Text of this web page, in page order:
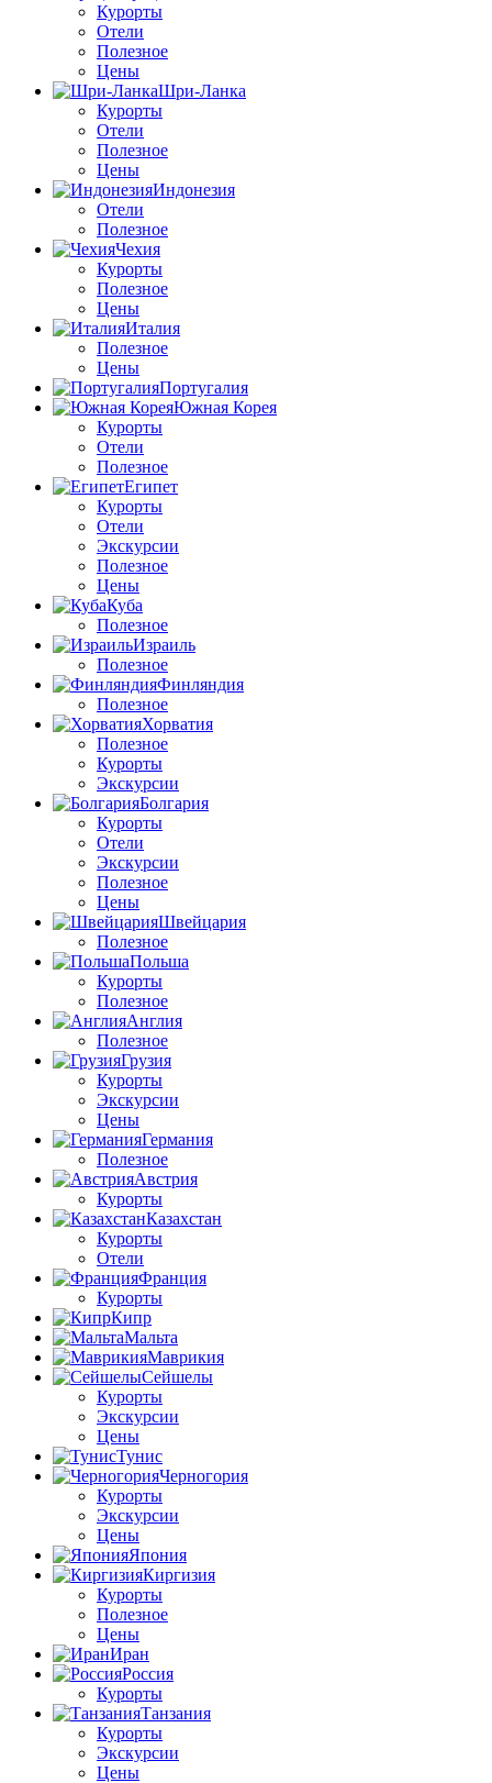
Курорты
Отели
Полезное
Цены
Шри-Ланка
Курорты
Отели
Полезное
Цены
Индонезия
Отели
Полезное
Чехия
Курорты
Полезное
Цены
Италия
Полезное
Цены
Португалия
Южная Корея
Курорты
Отели
Полезное
Египет
Курорты
Отели
Экскурсии
Полезное
Цены
Куба
Полезное
Израиль
Полезное
Финляндия
Полезное
Хорватия
Полезное
Курорты
Экскурсии
Болгария
Курорты
Отели
Экскурсии
Полезное
Цены
Швейцария
Полезное
Польша
Курорты
Полезное
Англия
Полезное
Грузия
Курорты
Экскурсии
Цены
Германия
Полезное
Австрия
Курорты
Казахстан
Курорты
Отели
Франция
Курорты
Кипр
Мальта
Маврикия
Сейшелы
Курорты
Экскурсии
Цены
Тунис
Черногория
Курорты
Экскурсии
Цены
Япония
Киргизия
Курорты
Полезное
Цены
Иран
Россия
Курорты
Танзания
Курорты
Экскурсии
Цены